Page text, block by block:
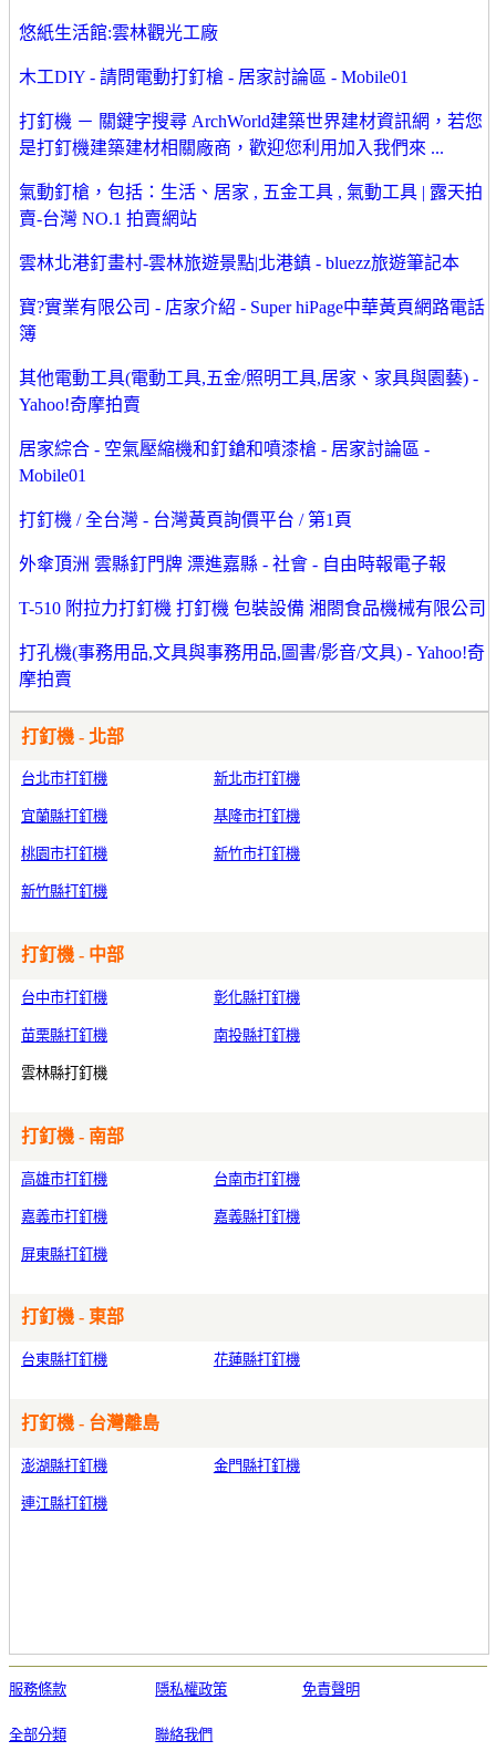
悠紙生活館:雲林觀光工廠
木工DIY - 請問電動打釘槍 - 居家討論區 - Mobile01
打釘機 － 關鍵字搜尋 ArchWorld建築世界建材資訊網，若您
是打釘機建築建材相關廠商，歡迎您利用加入我們來 ...
氣動釘槍，包括：生活、居家 , 五金工具 , 氣動工具 | 露天拍
賣-台灣 NO.1 拍賣網站
雲林北港釘畫村-雲林旅遊景點|北港鎮 - bluezz旅遊筆記本
寶?實業有限公司 - 店家介紹 - Super hiPage中華黃頁網路電話
簿
其他電動工具(電動工具,五金/照明工具,居家、家具與園藝) -
Yahoo!奇摩拍賣
居家綜合 - 空氣壓縮機和釘鎗和噴漆槍 - 居家討論區 -
Mobile01
打釘機 / 全台灣 - 台灣黃頁詢價平台 / 第1頁
外傘頂洲 雲縣釘門牌 漂進嘉縣 - 社會 - 自由時報電子報
T-510 附拉力打釘機 打釘機 包裝設備 湘閤食品機械有限公司
打孔機(事務用品,文具與事務用品,圖書/影音/文具) - Yahoo!奇
摩拍賣
打釘機 - 北部
台北市打釘機 新北市打釘機
宜蘭縣打釘機 基隆市打釘機
桃園市打釘機 新竹市打釘機
新竹縣打釘機
打釘機 - 中部
台中市打釘機 彰化縣打釘機
苗栗縣打釘機 南投縣打釘機
雲林縣打釘機
打釘機 - 南部
高雄市打釘機 台南市打釘機
嘉義市打釘機 嘉義縣打釘機
屏東縣打釘機
打釘機 - 東部
台東縣打釘機 花蓮縣打釘機
打釘機 - 台灣離島
澎湖縣打釘機 金門縣打釘機
連江縣打釘機
服務條款 隱私權政策 免責聲明
全部分類 聯絡我們